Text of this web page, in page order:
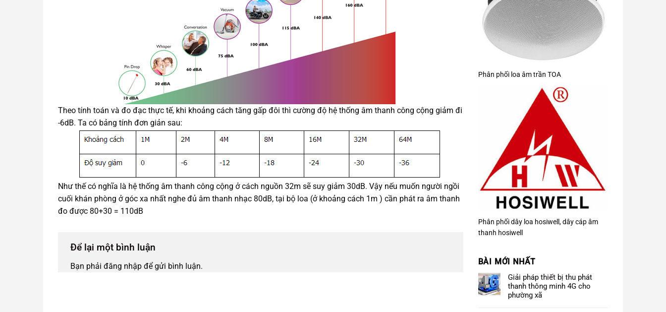
Theo tính toán và đo đạc thực tế, khi khoảng cách tăng gấp đôi thì cường độ hệ thống âm thanh công cộng giảm đi
-6dB. Ta có bảng tính đơn giản sau:
Như thế có nghĩa là hệ thống âm thanh công cộng ở cách nguồn 32m sẽ suy giảm 30dB. Vậy nếu muốn người ngồi
cuối khán phòng ở góc xa nhất nghe đủ âm thanh nhạc 80dB, tại bộ loa (ở khoảng cách 1m ) cần phát ra âm thanh
đo được 80+30 = 110dB
Để lại một bình luận
Bạn phải đăng nhập để gửi bình luận.
Phân phối loa âm trần TOA
Phân phối dây loa hosiwell, dây cáp âm
thanh hosiwell
BÀI MỚI NHẤT
Giải pháp thiết bị thu phát
thanh thông minh 4G cho
phường xã